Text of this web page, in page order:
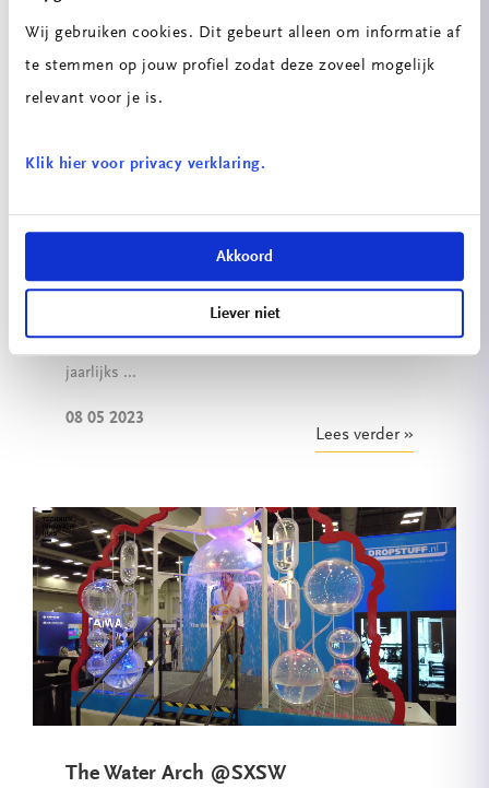
Wij gebruiken cookies. Dit gebeurt alleen om informatie af
te stemmen op jouw profiel zodat deze zoveel mogelijk
relevant voor je is.
Klik hier voor privacy verklaring.
Akkoord
Liever niet
van ROC Mondriaan aanwezig bij SXSW EDU
(uitgesproken als South by Southwest E-D-U), een
jaarlijks ...
08 05 2023
Lees verder
The Water Arch @SXSW